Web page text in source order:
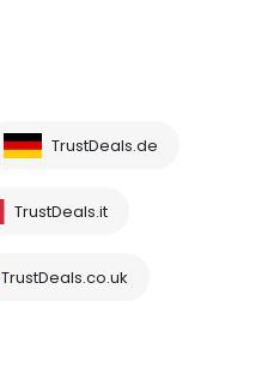
TrustDeals.de
TrustDeals.it
TrustDeals.co.uk